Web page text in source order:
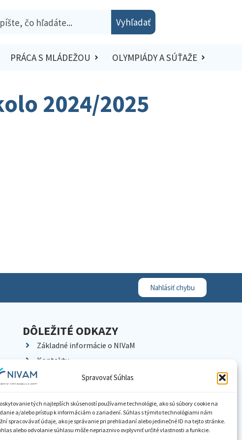
Spravovať Súhlas
tých najlepších skúseností používame technológie, ako sú súbory cookie na
a/alebo prístup k informáciám o zariadení. Súhlas s týmito technológiami nám
spracovávať údaje, ako je správanie pri prehliadaní alebo jedinečné ID na tejto stránke.
alebo odvolanie súhlasu môže nepriaznivo ovplyvniť určité vlastnosti a funkcie.
Vyhľadať
PRÁCA S MLÁDEŽOU OLYMPIÁDY A SÚŤAŽE
2024/2025
Nahlásiť chybu
DÔLEŽITÉ ODKAZY
Základné informácie o NIVaM
Kontakty
Kariéra
Pracoviská NIVaM
Dokumenty inštitúcie
Knižnica